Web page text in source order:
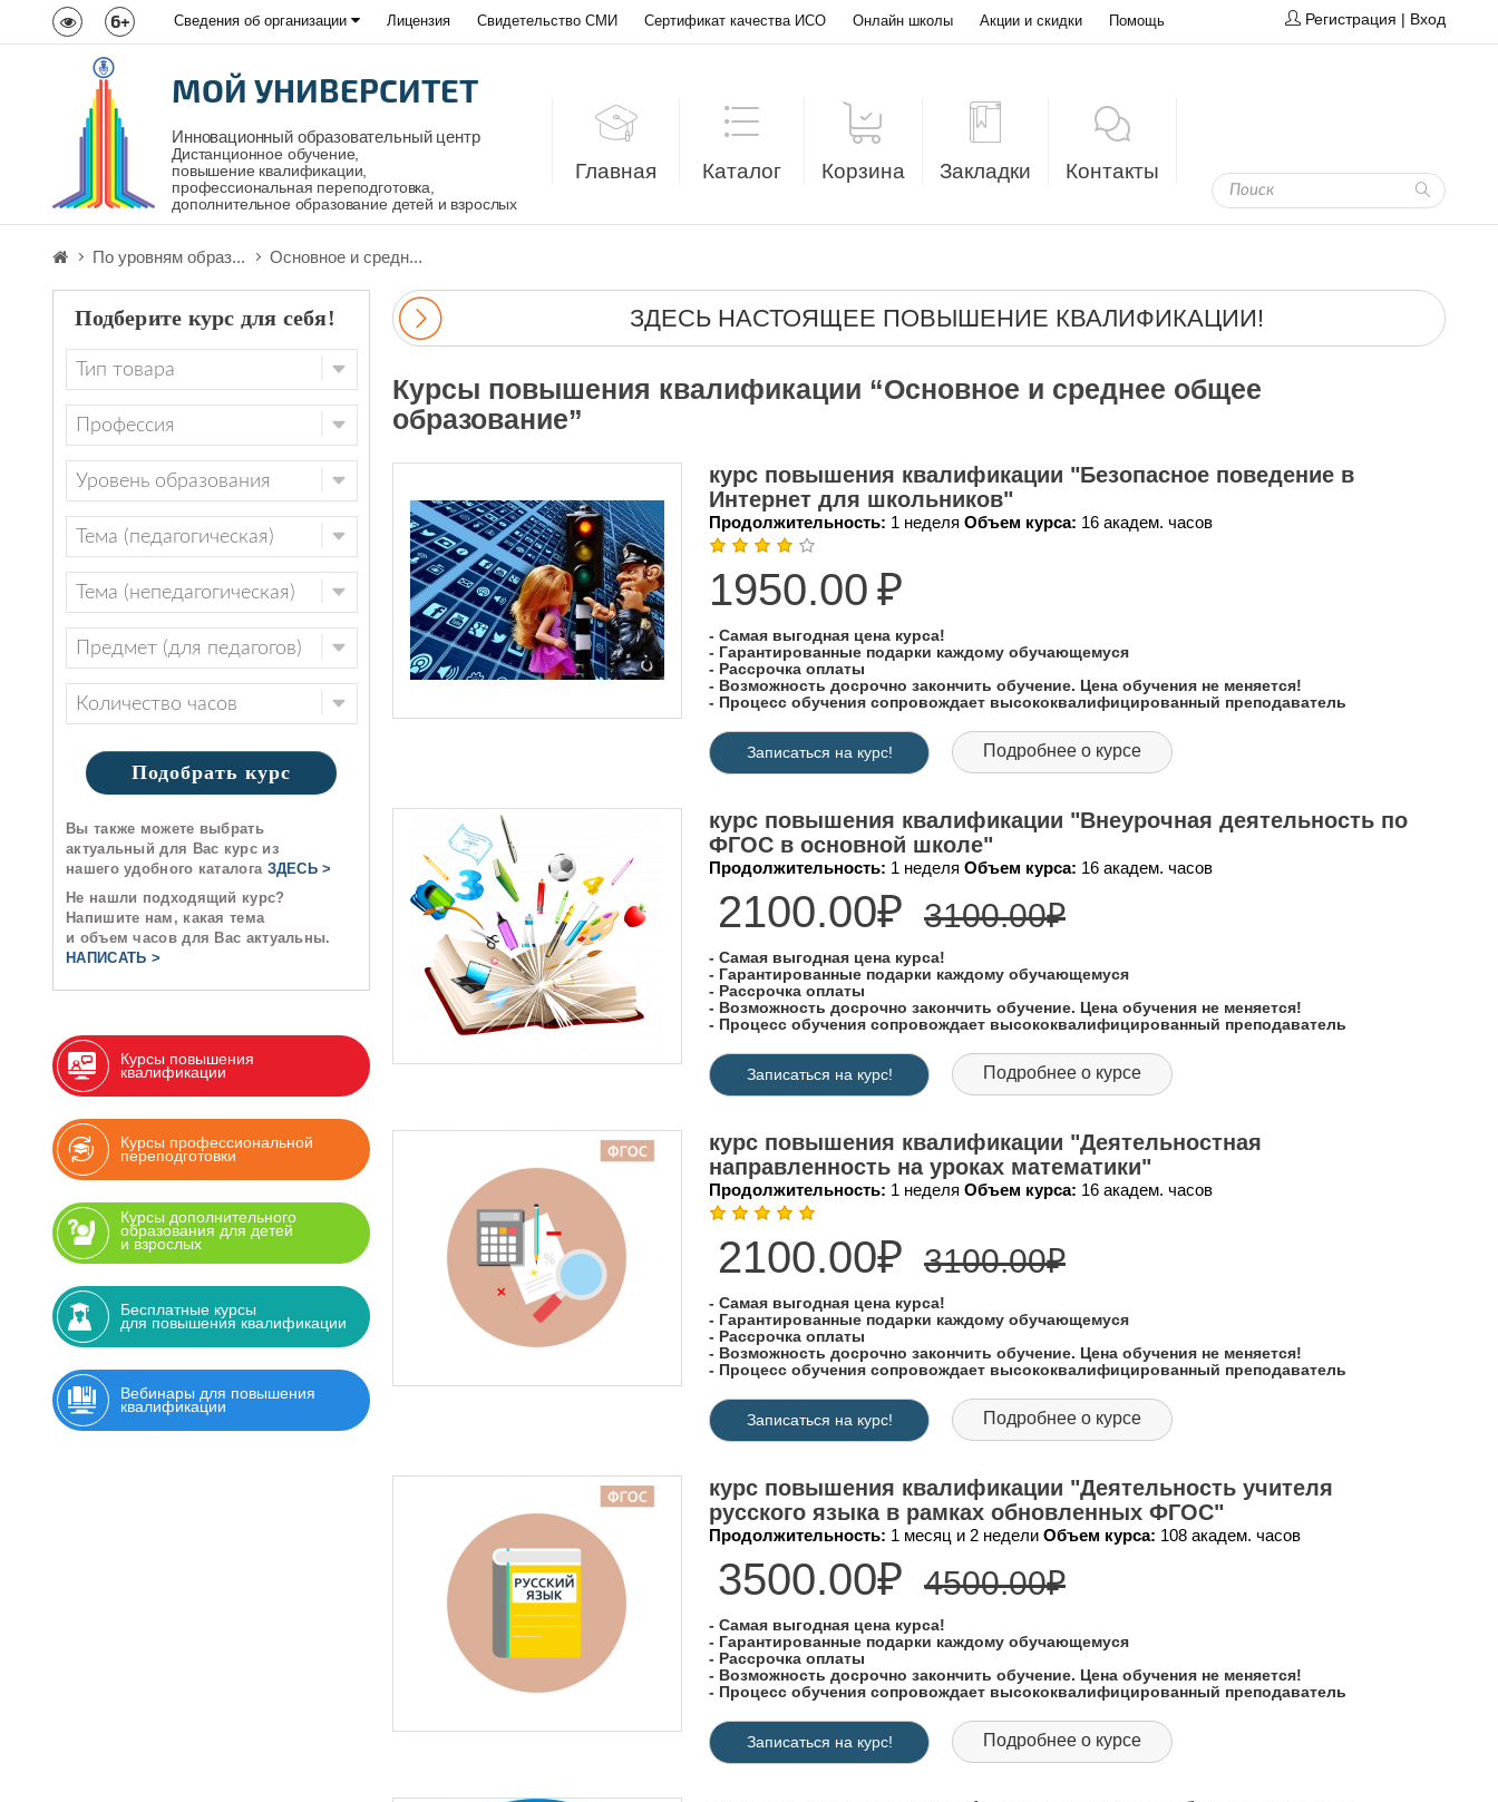
6+ Сведения об организации Лицензия Свидетельство СМИ Сертификат качества ИСО Онлайн школы Акции и скидки Помощь Регистрация | Вход
МОЙ УНИВЕРСИТЕТ
Инновационный образовательный центр
Дистанционное обучение,
повышение квалификации,
профессиональная переподготовка,
дополнительное образование детей и взрослых
Главная Каталог Корзина Закладки Контакты
По уровням образ... Основное и средн...
Подберите курс для себя!
Подобрать курс
Вы также можете выбрать
актуальный для Вас курс из
нашего удобного каталога ЗДЕСЬ >
Не нашли подходящий курс?
Напишите нам, какая тема
и объем часов для Вас актуальны.
НАПИСАТЬ >
Курсы повышения
квалификации
Курсы профессиональной
переподготовки
Курсы дополнительного
образования для детей
и взрослых
Бесплатные курсы
для повышения квалификации
Вебинары для повышения
квалификации
ЗДЕСЬ НАСТОЯЩЕЕ ПОВЫШЕНИЕ КВАЛИФИКАЦИИ!
Курсы повышения квалификации “Основное и среднее общее
образование”
курс повышения квалификации "Безопасное поведение в
Интернет для школьников"
Продолжительность: 1 неделя Объем курса: 16 академ. часов
1950.00 ₽
- Самая выгодная цена курса!
- Гарантированные подарки каждому обучающемуся
- Рассрочка оплаты
- Возможность досрочно закончить обучение. Цена обучения не меняется!
- Процесс обучения сопровождает высококвалифицированный преподаватель
Записаться на курс! Подробнее о курсе
курс повышения квалификации "Внеурочная деятельность по
ФГОС в основной школе"
Продолжительность: 1 неделя Объем курса: 16 академ. часов
2100.00₽ 3100.00₽
- Самая выгодная цена курса!
- Гарантированные подарки каждому обучающемуся
- Рассрочка оплаты
- Возможность досрочно закончить обучение. Цена обучения не меняется!
- Процесс обучения сопровождает высококвалифицированный преподаватель
Записаться на курс! Подробнее о курсе
курс повышения квалификации "Деятельностная
направленность на уроках математики"
Продолжительность: 1 неделя Объем курса: 16 академ. часов
2100.00₽ 3100.00₽
- Самая выгодная цена курса!
- Гарантированные подарки каждому обучающемуся
- Рассрочка оплаты
- Возможность досрочно закончить обучение. Цена обучения не меняется!
- Процесс обучения сопровождает высококвалифицированный преподаватель
Записаться на курс! Подробнее о курсе
курс повышения квалификации "Деятельность учителя
русского языка в рамках обновленных ФГОС"
Продолжительность: 1 месяц и 2 недели Объем курса: 108 академ. часов
3500.00₽ 4500.00₽
- Самая выгодная цена курса!
- Гарантированные подарки каждому обучающемуся
- Рассрочка оплаты
- Возможность досрочно закончить обучение. Цена обучения не меняется!
- Процесс обучения сопровождает высококвалифицированный преподаватель
Записаться на курс! Подробнее о курсе